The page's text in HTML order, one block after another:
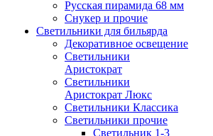
Русская пирамида 68 мм
Снукер и прочие
Светильники для бильярда
Декоративное освещение
Светильники
Аристократ
Светильники
Аристократ Люкс
Светильники Классика
Светильники прочие
Светильник 1-3